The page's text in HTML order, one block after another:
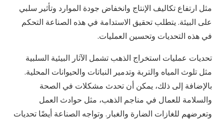
مثل ارتفاع تكاليف الإنتاج وانخفاض جودة الموارد وتأثير سلبي
على البيئة. يتطلب تحقيق الاستدامة في هذه الصناعة التحكم
في هذه التحديات وتحسين العمليات.
تحديات عمليات استخراج الذهب تشمل الآثار البيئية السلبية
مثل تلوث المياه والتربة وتدمير النباتات والحيوانات المحلية.
بالإضافة إلى ذلك، يمكن أن تحدث مشكلات في الصحة
والسلامة للعمال في مناجم الذهب، مثل حوادث العمل
وتعرضهم للغازات الضارة والغبار. وتواجه الصناعة أيضًا تحديات